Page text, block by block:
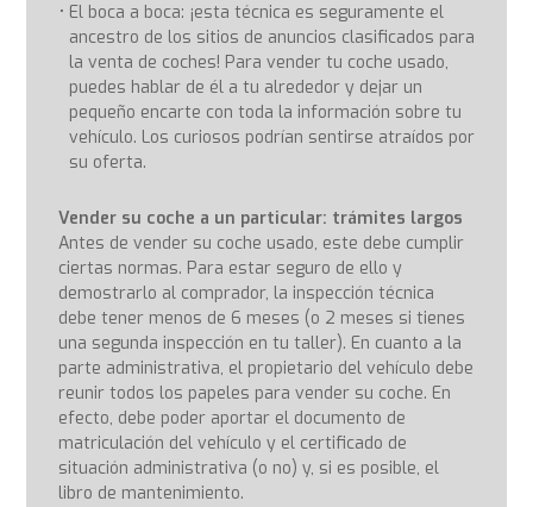
El boca a boca: ¡esta técnica es seguramente el
ancestro de los sitios de anuncios clasificados para
la venta de coches! Para vender tu coche usado,
puedes hablar de él a tu alrededor y dejar un
pequeño encarte con toda la información sobre tu
vehículo. Los curiosos podrían sentirse atraídos por
su oferta.
Vender su coche a un particular: trámites largos
Antes de vender su coche usado, este debe cumplir
ciertas normas. Para estar seguro de ello y
demostrarlo al comprador, la inspección técnica
debe tener menos de 6 meses (o 2 meses si tienes
una segunda inspección en tu taller). En cuanto a la
parte administrativa, el propietario del vehículo debe
reunir todos los papeles para vender su coche. En
efecto, debe poder aportar el documento de
matriculación del vehículo y el certificado de
situación administrativa (o no) y, si es posible, el
libro de mantenimiento.